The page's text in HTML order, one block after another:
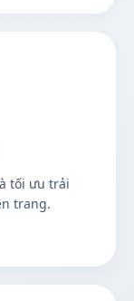
tối ưu trải
trang.